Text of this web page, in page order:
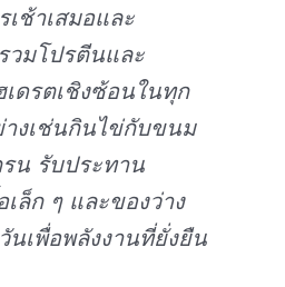
เช้าเสมอและ
วมโปรตีนและ
เดรตเชิงซ้อนในทุก
างเช่นกินไข่กับขนม
รน รับประทาน
เล็ก ๆ และของว่าง
นเพื่อพลังงานที่ยั่งยืน